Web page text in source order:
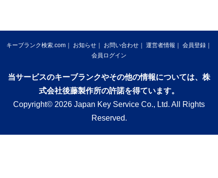
キーブランク検索.com お知らせ お問い合わせ 運営者情報
会員登録
会員ログイン
当サービスのキーブランクやその他の情報については、株
式会社後藤製作所の許諾を得ています。
Copyright© 2026 Japan Key Service Co., Ltd. All Rights
Reserved.